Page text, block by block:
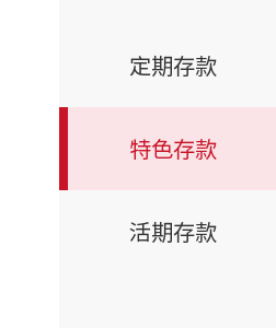
定期存款
特色存款
活期存款